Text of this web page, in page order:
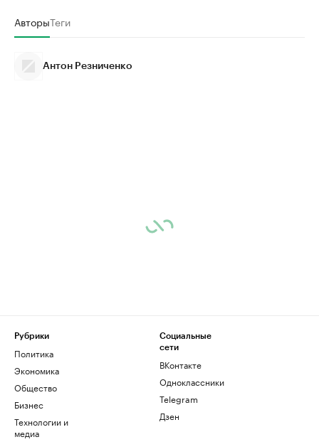
АвторыТеги
Антон Резниченко
Рубрики
Политика
Экономика
Общество
Бизнес
Технологии и
медиа
Социальные
сети
ВКонтакте
Одноклассники
Telegram
Дзен